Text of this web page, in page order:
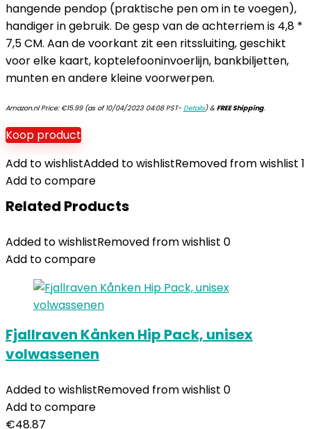
hangende pendop (praktische pen om in te voegen),
handiger in gebruik. De gesp van de achterriem is 4,8 *
7,5 CM. Aan de voorkant zit een ritssluiting, geschikt
voor elke kaart, koptelefooninvoerlijn, bankbiljetten,
munten en andere kleine voorwerpen.
Amazon.nl Price: €15.99(as of 10/04/2023 04:08 PST-Details)&FREE Shipping.
Koop product
Add to wishlistAdded to wishlistRemoved from wishlist 1
Add to compare
Related Products
Added to wishlistRemoved from wishlist 0
Add to compare
Fjallraven Kånken Hip Pack, unisex
volwassenen
Added to wishlistRemoved from wishlist 0
Add to compare
€48.87